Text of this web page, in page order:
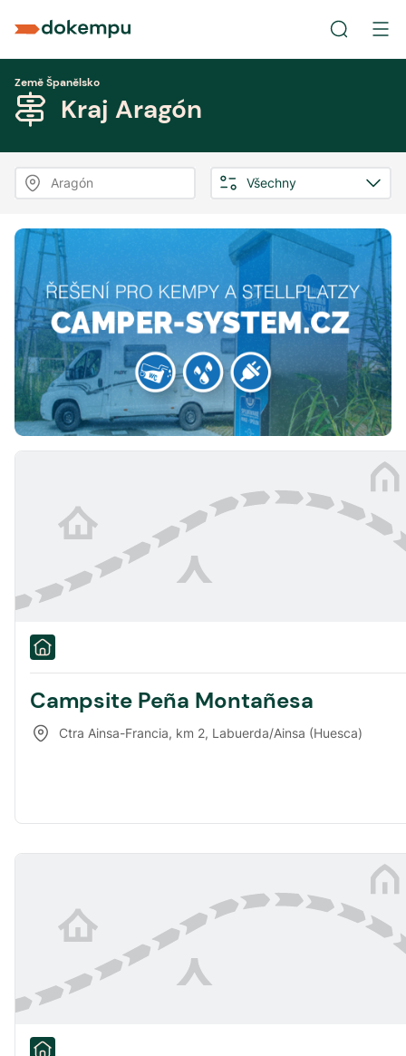
Země Španělsko
Kraj Aragón
Aragón Všechny
Campsite Peña Montañesa
Ctra Ainsa-Francia, km 2, Labuerda/Ainsa (Huesca)